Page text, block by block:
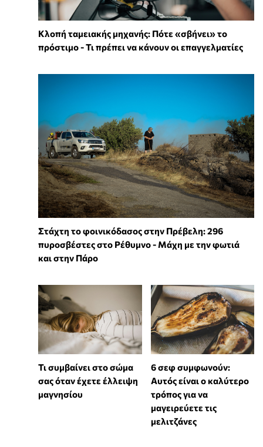
Κλοπή ταμειακής μηχανής: Πότε «σβήνει» το
πρόστιμο - Τι πρέπει να κάνουν οι επαγγελματίες
Στάχτη το φοινικόδασος στην Πρέβελη: 296
πυροσβέστες στο Ρέθυμνο - Μάχη με την φωτιά
και στην Πάρο
Τι συμβαίνει στο σώμα
σας όταν έχετε έλλειψη
μαγνησίου
6 σεφ συμφωνούν:
Αυτός είναι ο καλύτερο
τρόπος για να
μαγειρεύετε τις
μελιτζάνες